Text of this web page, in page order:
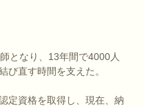
となり、13年間で4000人
び直す時間を支えた。
定資格を取得し、現在、納